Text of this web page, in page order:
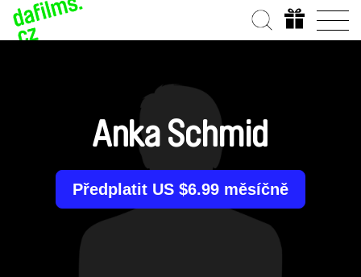
Anka Schmid
Předplatit US $6.99 měsíčně